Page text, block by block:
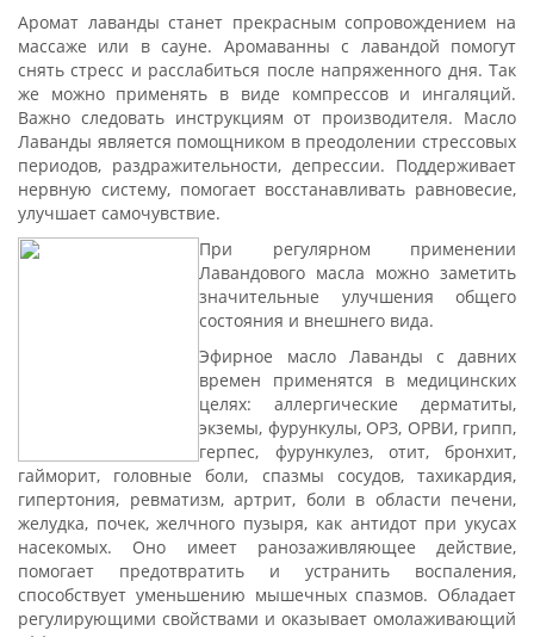
Аромат лаванды станет прекрасным сопровождением на
массаже или в сауне. Аромаванны с лавандой помогут
снять стресс и расслабиться после напряженного дня. Так
же можно применять в виде компрессов и ингаляций.
Важно следовать инструкциям от производителя. Масло
Лаванды является помощником в преодолении стрессовых
периодов, раздражительности, депрессии. Поддерживает
нервную систему, помогает восстанавливать равновесие,
улучшает самочувствие.
При регулярном применении
Лавандового масла можно заметить
значительные улучшения общего
состояния и внешнего вида.
Эфирное масло Лаванды с давних
времен применятся в медицинских
целях: аллергические дерматиты,
экземы, фурункулы, ОРЗ, ОРВИ, грипп,
герпес, фурункулез, отит, бронхит,
гайморит, головные боли, спазмы сосудов, тахикардия,
гипертония, ревматизм, артрит, боли в области печени,
желудка, почек, желчного пузыря, как антидот при укусах
насекомых. Оно имеет ранозаживляющее действие,
помогает предотвратить и устранить воспаления,
способствует уменьшению мышечных спазмов. Обладает
регулирующими свойствами и оказывает омолаживающий